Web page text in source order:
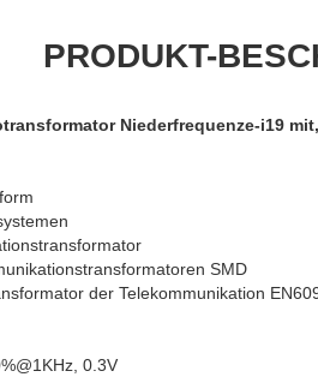
PRODUKT-
Niederfrequenze-i19
SMD
der Telekommunikation
0.3V